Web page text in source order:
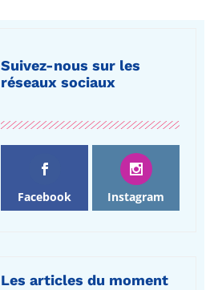
Suivez-nous sur les
réseaux sociaux
Facebook Instagram
Les articles du moment